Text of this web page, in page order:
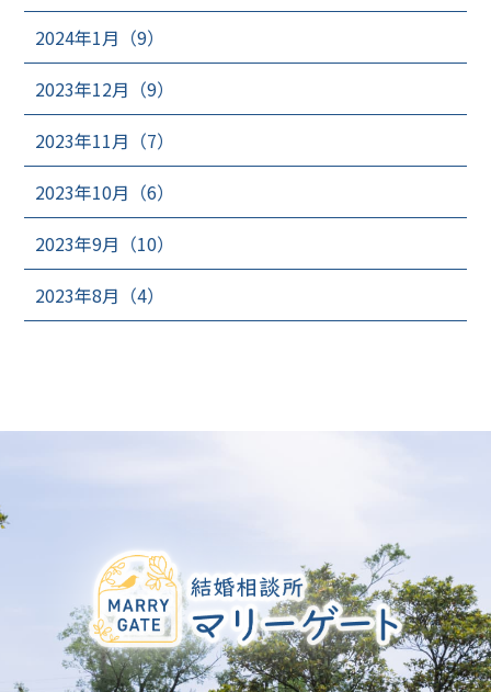
2024年1月（9）
2023年12月（9）
2023年11月（7）
2023年10月（6）
2023年9月（10）
2023年8月（4）